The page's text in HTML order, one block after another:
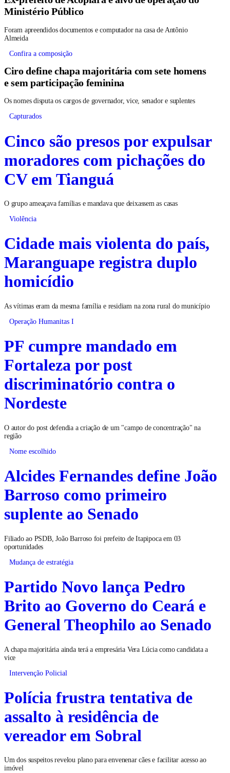
Ministério Público
Foram apreendidos documentos e computador na casa de Antônio
Almeida
Confira a composição
Ciro define chapa majoritária com sete homens
e sem participação feminina
Os nomes disputa os cargos de governador, vice, senador e suplentes
Capturados
Cinco são presos por expulsar
moradores com pichações do
CV em Tianguá
O grupo ameaçava famílias e mandava que deixassem as casas
Violência
Cidade mais violenta do país,
Maranguape registra duplo
homicídio
As vítimas eram da mesma família e residiam na zona rural do município
Operação Humanitas I
PF cumpre mandado em
Fortaleza por post
discriminatório contra o
Nordeste
O autor do post defendia a criação de um "campo de concentração" na
região
Nome escolhido
Alcides Fernandes define João
Barroso como primeiro
suplente ao Senado
Filiado ao PSDB, João Barroso foi prefeito de Itapipoca em 03
oportunidades
Mudança de estratégia
Partido Novo lança Pedro
Brito ao Governo do Ceará e
General Theophilo ao Senado
A chapa majoritária ainda terá a empresária Vera Lúcia como candidata a
vice
Intervenção Policial
Polícia frustra tentativa de
assalto à residência de
vereador em Sobral
Um dos suspeitos revelou plano para envenenar cães e facilitar acesso ao
imóvel